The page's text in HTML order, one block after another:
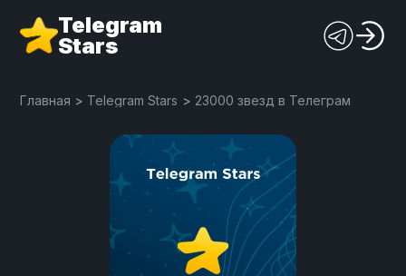
Telegram
Stars
Главная > Telegram Stars > 23000 звезд в Телеграм